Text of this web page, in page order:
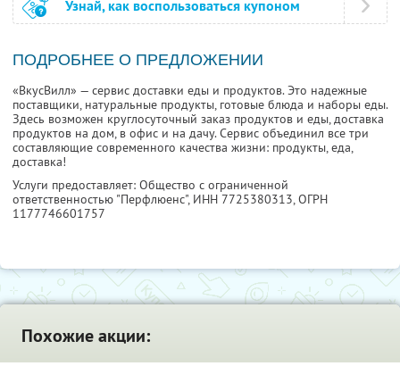
Узнай, как воспользоваться купоном
ПОДРОБНЕЕ О ПРЕДЛОЖЕНИИ
«ВкусВилл» — сервис доставки еды и продуктов. Это надежные
поставщики, натуральные продукты, готовые блюда и наборы еды.
Здесь возможен круглосуточный заказ продуктов и еды, доставка
продуктов на дом, в офис и на дачу. Сервис объединил все три
составляющие современного качества жизни: продукты, еда,
доставка!
Услуги предоставляет: Общество с ограниченной
ответственностью "Перфлюенс", ИНН 7725380313, ОГРН
1177746601757
Похожие акции: